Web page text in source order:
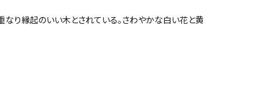
なり縁起のいい木とされている。さわやかな白い花と黄